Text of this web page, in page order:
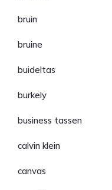
bruin
bruine
buideltas
burkely
business tassen
calvin klein
canvas